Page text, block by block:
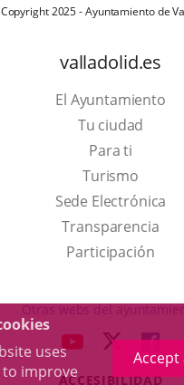
uses
to improve
Accept
Copyright 2025 - Ayuntamiento de
valladolid.es
El Ayuntamiento
Tu ciudad
Para ti
TurismoThis
link
will
open
a
up
Sede Electrónica
Transparencia
Participación
Otras webs del
LINK LINK
TO
TO
ACCESIBILIDAD